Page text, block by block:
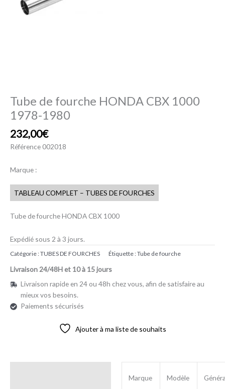
Tube de fourche HONDA CBX 1000
1978-1980
232,00€
Référence002018
Marque :
TABLEAU COMPLET – TUBES DE FOURCHES
Tube de fourche HONDA CBX 1000
Expédié sous 2 à 3 jours.
Catégorie :TUBES DE FOURCHES Étiquette :Tube de fourche
Livraison 24/48H et 10 à 15 jours
Livraison rapide en 24 ou 48h chez vous, afin de satisfaire au
mieux vos besoins.
Paiements sécurisés
Ajouter à ma liste de souhaits
Marque Modèle